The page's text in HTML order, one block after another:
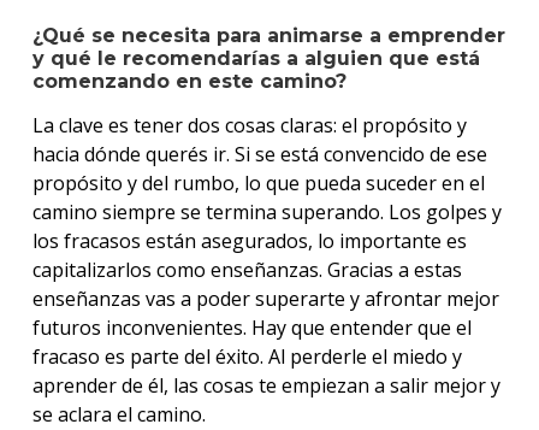
¿Qué se necesita para animarse a emprender
y qué le recomendarías a alguien que está
comenzando en este camino?
La clave es tener dos cosas claras: el propósito y
hacia dónde querés ir. Si se está convencido de ese
propósito y del rumbo, lo que pueda suceder en el
camino siempre se termina superando. Los golpes y
los fracasos están asegurados, lo importante es
capitalizarlos como enseñanzas. Gracias a estas
enseñanzas vas a poder superarte y afrontar mejor
futuros inconvenientes. Hay que entender que el
fracaso es parte del éxito. Al perderle el miedo y
aprender de él, las cosas te empiezan a salir mejor y
se aclara el camino.